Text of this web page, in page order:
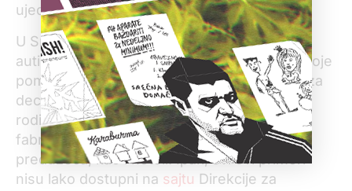
ujedno promovišu lokalno nasleđe i kulturu.
U Srbiji, u kući Darka Šarića žive osobe sa
autizmom, dok su vile date organizacijama koje
pomažu osobama sa smetnjama u razvoju, za
decu obolelu od raka ili mladima bez
roditeljskog staranja. Imovinu su koristile
fabrike mleka i hleba, poljoprivredna
preduzeća, kao i hoteli. Ipak, svi ovi primeri
nisu lako dostupni na sajtu Direkcije za